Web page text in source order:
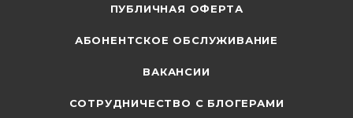
ПУБЛИЧНАЯ ОФЕРТА
АБОНЕНТСКОЕ ОБСЛУЖИВАНИЕ
ВАКАНСИИ
СОТРУДНИЧЕСТВО С БЛОГЕРАМИ